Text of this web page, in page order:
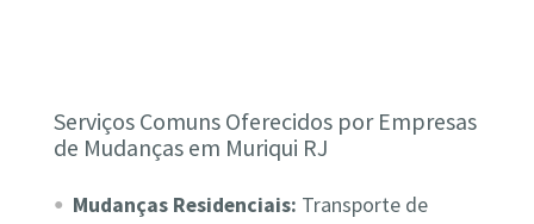
Serviços Comuns Oferecidos por Empresas
de Mudanças em Muriqui RJ
Mudanças Residenciais: Transporte de